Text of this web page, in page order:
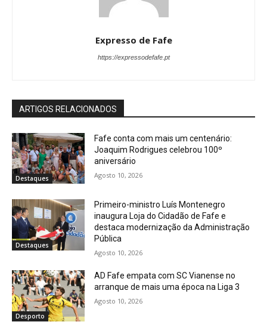
Expresso de Fafe
https://expressodefafe.pt
ARTIGOS RELACIONADOS
Destaques
Fafe conta com mais um centenário:
Joaquim Rodrigues celebrou 100º
aniversário
Agosto 10, 2026
Destaques
Primeiro-ministro Luís Montenegro
inaugura Loja do Cidadão de Fafe e
destaca modernização da Administração
Pública
Agosto 10, 2026
Desporto
AD Fafe empata com SC Vianense no
arranque de mais uma época na Liga 3
Agosto 10, 2026